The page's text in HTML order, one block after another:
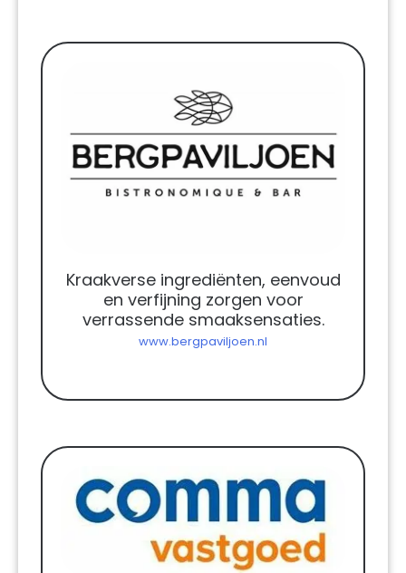
Kraakverse ingrediënten, eenvoud
en verfijning zorgen voor
verrassende smaaksensaties.
www.bergpaviljoen.nl